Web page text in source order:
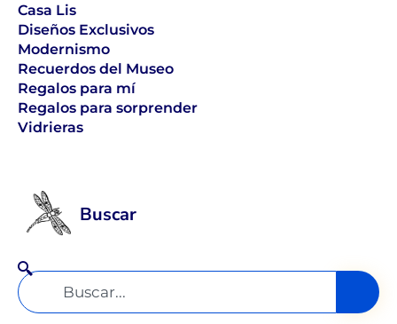
Casa Lis
Diseños Exclusivos
Modernismo
Recuerdos del Museo
Regalos para mí
Regalos para sorprender
Vidrieras
Buscar